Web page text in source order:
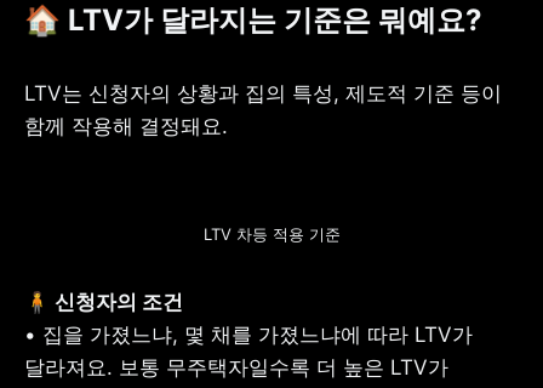
🏠 LTV가 달라지는 기준은 뭐예요?
LTV는 신청자의 상황과 집의 특성, 제도적 기준 등이
함께 작용해 결정돼요.
LTV 차등 적용 기준
• 집을 가졌느냐, 몇 채를 가졌느냐에 따라 LTV가
달라져요. 보통 무주택자일수록 더 높은 LTV가